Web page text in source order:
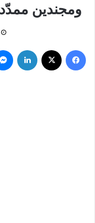
ومجندين
فيسبوك